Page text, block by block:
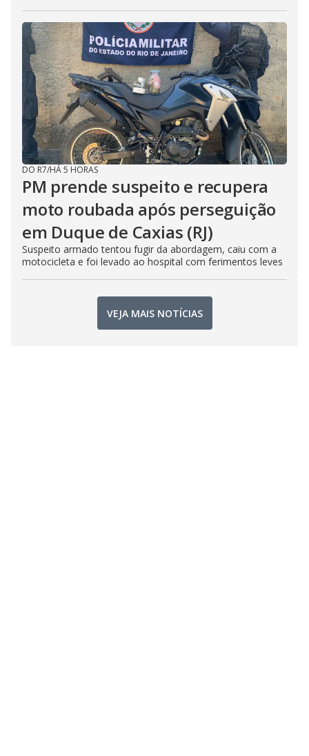
DO R7/HÁ 5 HORAS
PM prende suspeito e recupera
moto roubada após perseguição
em Duque de Caxias (RJ)
Suspeito armado tentou fugir da abordagem, caiu com a
motocicleta e foi levado ao hospital com ferimentos leves
VEJA MAIS NOTÍCIAS